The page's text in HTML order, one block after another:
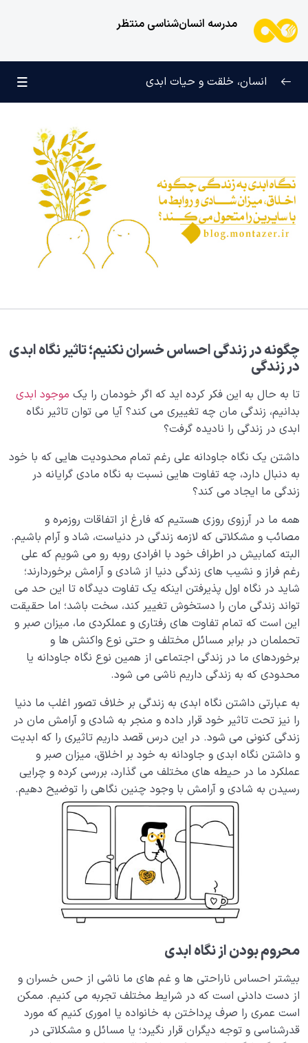
مدرسه انسان‌شناسی منتظر
0/5
چرا آفریده شده‌ایم؟ 0/4
راز شادی و آرامش پایدار 0/13
بلوغ کودک عزیز روان 0/8
قضا و قدر و اختیار 0/13
ابتلاء و امتحان در زندگی
شیطان دشمن آشکار 0/14
شناخت بهشت و جهنم 0/22
چرا ارتباط شناخت با تمایل مهم است؛ شناخت چگونه به
رغبت های ما جهت می دهد؟
اهمیت شناخت آخرت در چیست؛ آگاهی از شرایط آخرت بر
روی دنیای ما چه تاثیری دارد؟
راهکارهایی برای کاهش فشار روانی حاصل از مشکلات و
درگیری های زندگی
توانایی درک دنیا از کجا نشأت می گیرد؟ اعمال ما چه زمانی
نگاه ابدی به زندگی چگونه اخلاق، میزان شادی و روابط ما با
سایرین را متحول می کند؟
نتیجه غفلت از ابدیت چیست و چگونه زندگی ما را
دستخوش تغییر می‌کند؟
لازمه های حرکت از دنیا به آخرت چیست؛ سلامت زندگی
دنیایی چه نقشی در آخرت ما دارد؟
عوامل ایجاد شک چیست؛ شک در مسیر چگونه ابدیت ما را
خطر شرک چیست و چرا شرک از جمله گناهان غیرقابل
بخشش است؟
معشوق حقیقی انسان کیست و چرا تنها او آرامش قلب را
تأمین می‌کند؟
فشار قبر چیست و چرا به عنوان هشداری برای اصلاح نفس
مطرح می‌شود؟
فرمول کسب اسم چیست؛ چگونه می توانیم با عبادات مان
انسان، خلقت و حیات ابدی
چگونه در زندگی احساس خسران نکنیم؛ تاثیر نگاه ابدی
در زندگی
تا به حال به این فکر کرده اید که اگر خودمان را یک موجود ابدی
بدانیم، زندگی مان چه تغییری می کند؟ آیا می توان تاثیر نگاه
ابدی در زندگی را نادیده گرفت؟
داشتن یک نگاه جاودانه علی رغم تمام محدودیت هایی که با خود
به دنبال دارد، چه تفاوت هایی نسبت به نگاه مادی گرایانه در
زندگی ما ایجاد می کند؟
همه ما در آرزوی روزی هستیم که فارغ از اتفاقات روزمره و
مصائب و مشکلاتی که لازمه زندگی در دنیاست، شاد و آرام باشیم.
البته کمابیش در اطراف خود با افرادی روبه رو می شویم که علی
رغم فراز و نشیب های زندگی دنیا از شادی و آرامش برخوردارند؛
شاید در نگاه اول پذیرفتن اینکه یک تفاوت دیدگاه تا این حد می
تواند زندگی مان را دستخوش تغییر کند، سخت باشد؛ اما حقیقت
این است که تمام تفاوت های رفتاری و عملکردی ما، میزان صبر و
تحملمان در برابر مسائل مختلف و حتی نوع واکنش ها و
برخوردهای ما در زندگی اجتماعی از همین نوع نگاه جاودانه یا
محدودی که به زندگی داریم ناشی می شود.
به عبارتی داشتن نگاه ابدی به زندگی بر خلاف تصور اغلب ما دنیا
را نیز تحت تاثیر خود قرار داده و منجر به شادی و آرامش مان در
زندگی کنونی می شود. در این درس قصد داریم تاثیری را که ابدیت
و داشتن نگاه ابدی و جاودانه به خود بر اخلاق، میزان صبر و
عملکرد ما در حیطه های مختلف می گذارد، بررسی کرده و چرایی
رسیدن به شادی و آرامش با وجود چنین نگاهی را توضیح دهیم.
محروم بودن از نگاه ابدی
بیشتر احساس ناراحتی ها و غم های ما ناشی از حس خسران و
از دست دادنی است که در شرایط مختلف تجربه می کنیم. ممکن
است عمری را صرف پرداختن به خانواده یا اموری کنیم که مورد
قدرشناسی و توجه دیگران قرار نگیرد؛ یا مسائل و مشکلاتی در